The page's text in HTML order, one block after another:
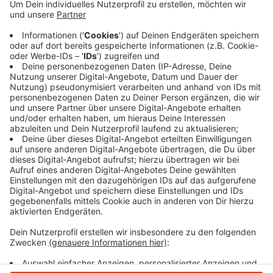
Insekten anlocken. Das Regenwasser vom
Rathausdach wird einen kleinen Wasserlauf
speisen. Außerdem werden Bäume und Bänke
angelegt. Ein Teil der Fläche ist weiterhin für
innenstädtisches Gärtnern vorgesehen. Die
gesamte Maßnahme kostet 900.000 Euro - 80
Prozent schießen Bund und Land zu.
Veröffentlicht:Freitag, 18.08.2023 16:34
Anzeige
Anzeige